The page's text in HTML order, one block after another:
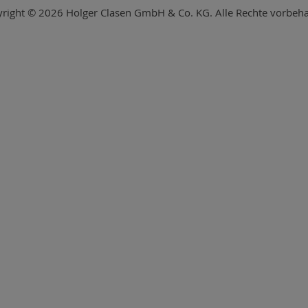
© 2026 Holger Clasen GmbH & Co. KG. Alle Rechte